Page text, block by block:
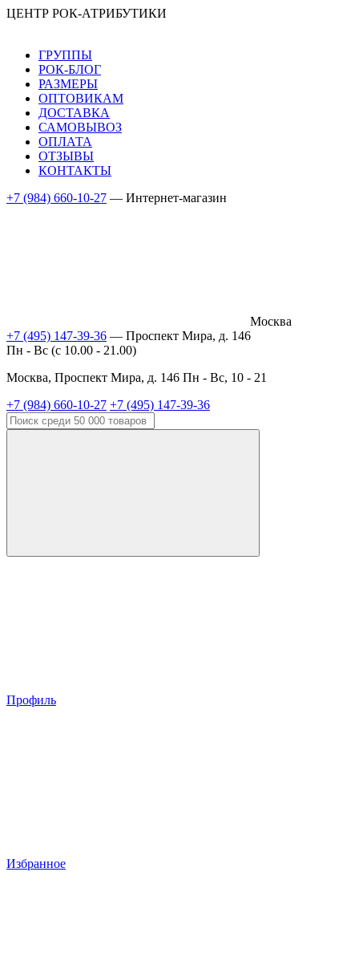
ЦЕНТР РОК-АТРИБУТИКИ
ГРУППЫ
РОК-БЛОГ
РАЗМЕРЫ
ОПТОВИКАМ
ДОСТАВКА
САМОВЫВОЗ
ОПЛАТА
ОТЗЫВЫ
КОНТАКТЫ
+7 (984) 660-10-27 — Интернет-магазин
Москва
+7 (495) 147-39-36 — Проспект Мира, д. 146
Пн - Вс (c 10.00 - 21.00)
Москва, Проспект Мира, д. 146 Пн - Вс, 10 - 21
+7 (984) 660-10-27 +7 (495) 147-39-36
Профиль
Избранное